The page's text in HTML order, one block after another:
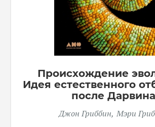
Происхождение
Идея естественного
после Дарвина
Джон Гриббин Мэри